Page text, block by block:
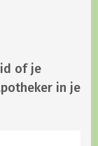
of je
in je